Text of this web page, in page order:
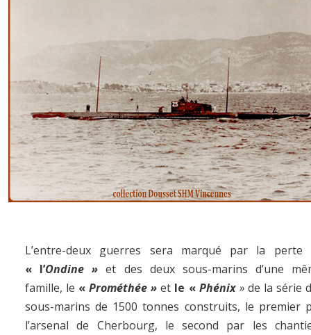
L’entre-deux guerres sera marqué par la perte
« l’Ondine » et des deux sous-marins d’une
famille, le «Prométhée » et le « Phénix »de la série
sous-marins de 1500 tonnes construits, le premier
l’arsenal de Cherbourg, le second par les